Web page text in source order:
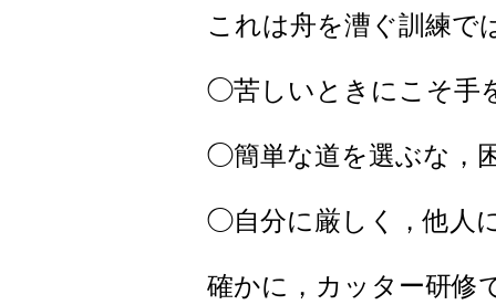
これは舟を漕ぐ訓練で
◯苦しいときにこそ手
◯簡単な道を選ぶな，
◯自分に厳しく，他人
確かに，カッター研修